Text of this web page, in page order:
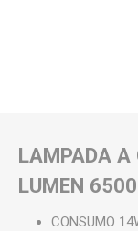
LAMPADA A
LUMEN
CONSUMO